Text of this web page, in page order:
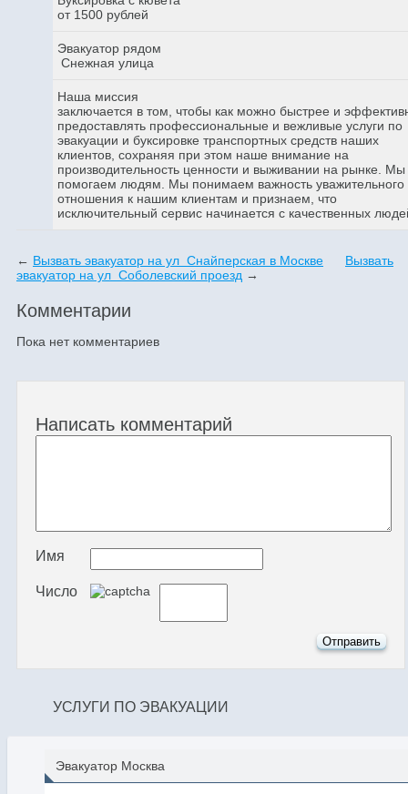
от 1500 рублей
Эвакуатор рядом
Снежная улица
Наша миссия
заключается в том, чтобы как можно быстрее и
предоставлять профессиональные и вежливые услуги по
эвакуации и буксировке транспортных средств наших
клиентов, сохраняя при этом наше внимание на
производительность ценности и выживании на рынке. Мы
помогаем людям. Мы понимаем важность уважительного
отношения к нашим клиентам и признаем, что
исключительный сервис начинается с качественных
← Вызвать эвакуатор на ул Снайперская в Москве
Вызвать
эвакуатор на ул Соболевский проезд →
Комментарии
Пока нет комментариев
Написать комментарий
Имя
Число
УСЛУГИ ПО ЭВАКУАЦИИ
Эвакуатор Москва